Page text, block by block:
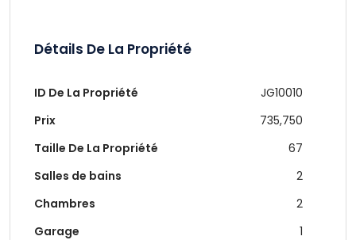
Détails De La Propriété
ID De La Propriété
JG10010
Prix
735,750
Taille De La Propriété
67
Salles de bains
2
Chambres
2
Garage
1